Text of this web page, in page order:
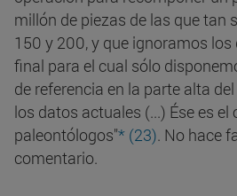
millón de piezas de las que tan
150 y 200, y que ignoramos los
final para el cual sólo
de referencia en la parte alta
los datos actuales (...) Ése es el
paleontólogos"* (23). No hace
comentario.